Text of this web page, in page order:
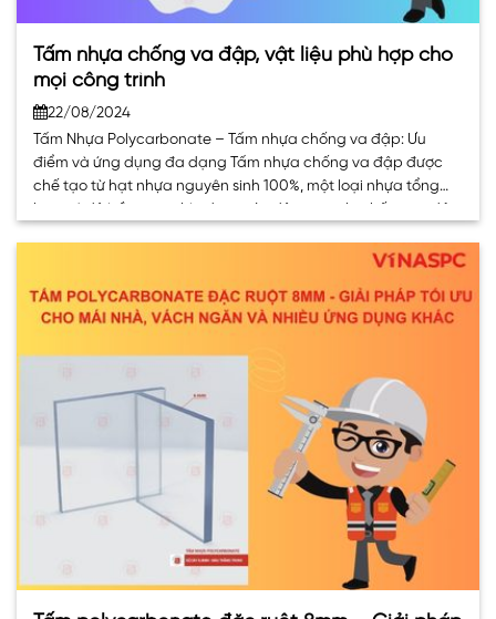
Tấm nhựa chống va đập, vật liệu phù hợp cho
mọi công trình
22/08/2024
Tấm Nhựa Polycarbonate – Tấm nhựa chống va đập: Ưu
điểm và ứng dụng đa dạng Tấm nhựa chống va đập được
chế tạo từ hạt nhựa nguyên sinh 100%, một loại nhựa tổng
hợp có độ bền cao, chịu được tác động mạnh, chống va đập